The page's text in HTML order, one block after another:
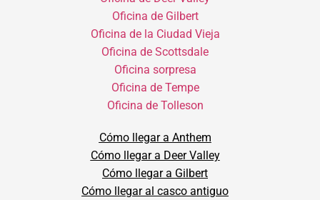
Oficina de Gilbert
Oficina de la Ciudad Vieja
Oficina de Scottsdale
Oficina sorpresa
Oficina de Tempe
Oficina de Tolleson
Cómo llegar a Anthem
Cómo llegar a Deer Valley
Cómo llegar a Gilbert
Cómo llegar al casco antiguo